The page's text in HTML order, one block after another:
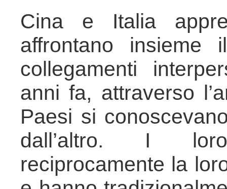
Cina e Italia
affrontano insieme
collegamenti
anni fa, attraverso
Paesi si
dall’altro. I
reciprocamente la